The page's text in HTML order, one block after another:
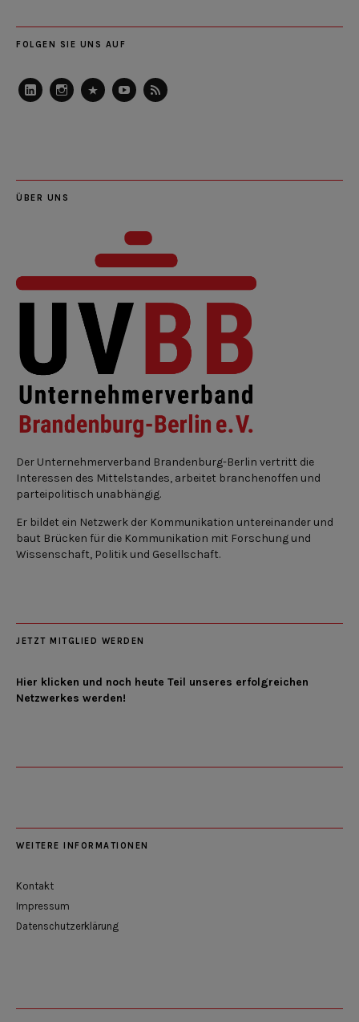
FOLGEN SIE UNS AUF
ÜBER UNS
Der Unternehmerverband Brandenburg-Berlin vertritt die
Interessen des Mittelstandes, arbeitet branchenoffen und
parteipolitisch unabhängig.
Er bildet ein Netzwerk der Kommunikation untereinander und
baut Brücken für die Kommunikation mit Forschung und
Wissenschaft, Politik und Gesellschaft.
JETZT MITGLIED WERDEN
Hier klicken und noch heute Teil unseres erfolgreichen
Netzwerkes werden!
WEITERE INFORMATIONEN
Kontakt
Impressum
Datenschutzerklärung